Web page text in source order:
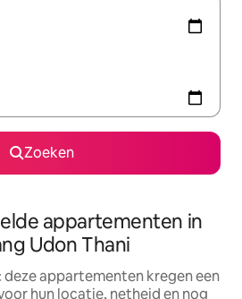
Zoeken
appartementen in
Udon Thani
deze appartementen kregen een
hun locatie, netheid en nog